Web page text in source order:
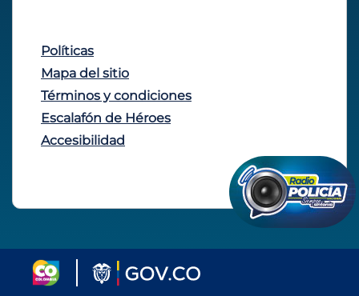
Políticas
Mapa del sitio
Términos y condiciones
Escalafón de Héroes
Accesibilidad